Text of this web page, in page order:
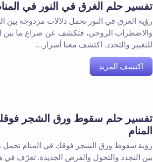
تفسير حلم الغرق في النور في
رؤية الغرق في النور تحمل دلالات مزدوجة بين
والاضطراب الروحي، فتكشف عن صراع ما بين
للتغيير والتجدد. اكتشف معنا أسرار…
اكتشف المزيد
تفسير حلم سقوط ورق الشجر
المنام
رؤية سقوط ورق الشجر فوقك في المنام تحمل
بين التجدد والتحول والفرص الجديدة. تعرّف في